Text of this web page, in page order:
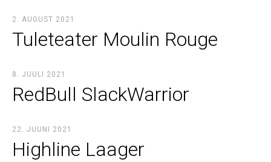
2. AUGUST 2021
Tuleteater Moulin Rouge
8. JUULI 2021
RedBull SlackWarrior
22. JUUNI 2021
Highline Laager